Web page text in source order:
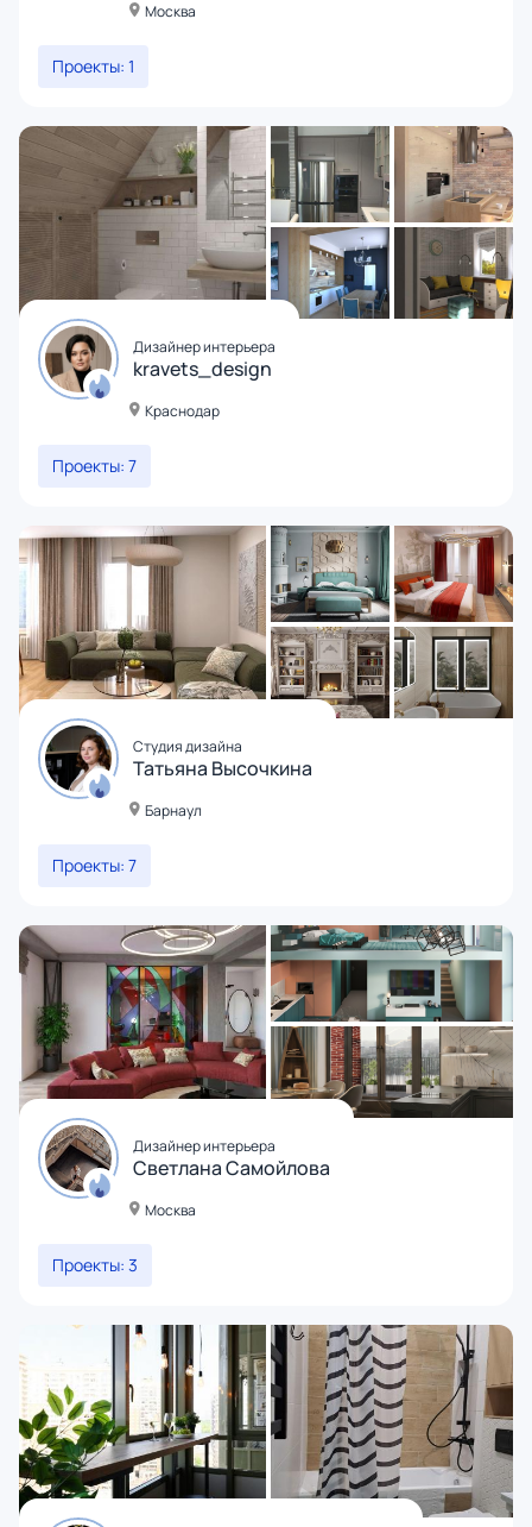
Москва
Проекты: 1
Дизайнер интерьера
kravets_design
Краснодар
Проекты: 7
Студия дизайна
Татьяна Высочкина
Барнаул
Проекты: 7
Дизайнер интерьера
Светлана Самойлова
Москва
Проекты: 3